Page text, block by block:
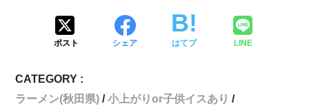
ポスト シェア はてブ LINE
CATEGORY :
ラーメン(秋田県)
小上がりor子供イスあり